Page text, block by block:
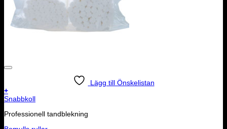
Lägg till Önskelistan
+
Snabbkoll
Professionell tandblekning